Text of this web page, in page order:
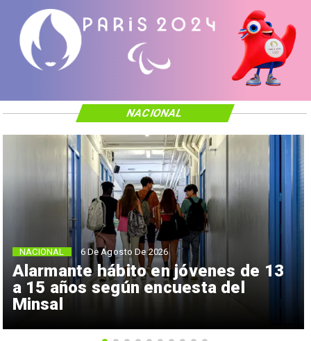
Alarmante hábito en jóvenes de 13
a 15 años según encuesta del
Minsal
NACIONAL 6 De Agosto De 2026
NACIONAL